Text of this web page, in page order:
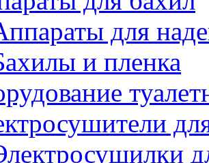
для
и пленка